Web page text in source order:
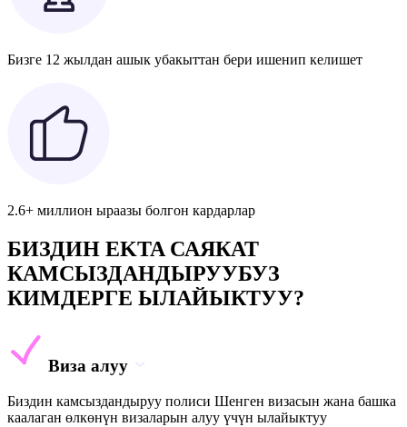
Бизге 12 жылдан ашык убакыттан бери ишенип келишет
2.6+ миллион ыраазы болгон кардарлар
БИЗДИН EKTA САЯКАТ
КАМСЫЗДАНДЫРУУБУЗ
КИМДЕРГЕ ЫЛАЙЫКТУУ?
Виза алуу
Биздин камсыздандыруу полиси Шенген визасын жана башка
каалаган өлкөнүн визаларын алуу үчүн ылайыктуу